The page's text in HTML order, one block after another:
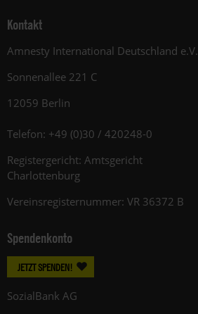
Kontakt
Amnesty International Deutschland e.V.
Sonnenallee 221 C
12059 Berlin
Telefon: +49 (0)30 / 420248-0
Registergericht: Amtsgericht
Charlottenburg
Vereinsregisternummer: VR 36372 B
Spendenkonto
JETZT SPENDEN!
SozialBank AG